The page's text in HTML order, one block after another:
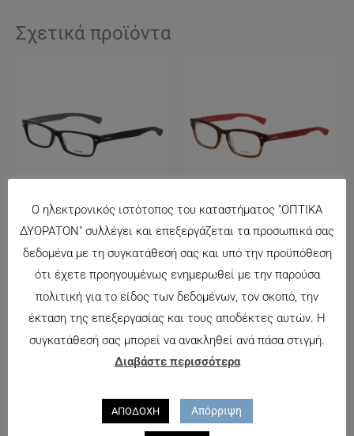
Σχετικά προϊόντα
POLICE 1840
132.00€
POLICE 1697
132.00 €
Ο ηλεκτρονικός ιστότοπος του καταστήματος "ΟΠΤΙΚΑ
ΔΥΟΡΑΤΟΝ" συλλέγει και επεξεργάζεται τα προσωπικά σας
δεδομένα με τη συγκατάθεσή σας και υπό την προϋπόθεση
ότι έχετε προηγουμένως ενημερωθεί με την παρούσα
πολιτική για το είδος των δεδομένων, τον σκοπό, την
έκταση της επεξεργασίας και τους αποδέκτες αυτών. Η
συγκατάθεσή σας μπορεί να ανακληθεί ανά πάσα στιγμή.
Διαβάστε περισσότερα
ΑΠΟΔΟΧΗ Απόρριψη